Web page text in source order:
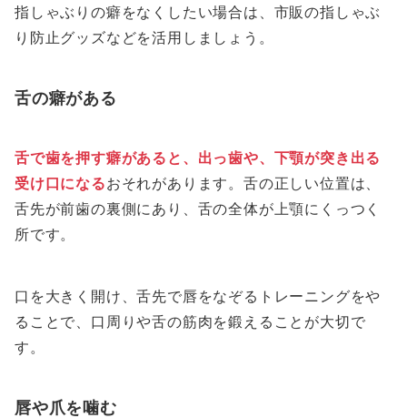
指しゃぶりの癖をなくしたい場合は、市販の指しゃぶ
り防止グッズなどを活用しましょう。
舌の癖がある
舌で歯を押す癖があると、出っ歯や、下顎が突き出る
受け口になるおそれがあります。舌の正しい位置は、
舌先が前歯の裏側にあり、舌の全体が上顎にくっつく
所です。
口を大きく開け、舌先で唇をなぞるトレーニングをや
ることで、口周りや舌の筋肉を鍛えることが大切で
す。
唇や爪を噛む